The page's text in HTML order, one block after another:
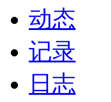
动态
记录
日志